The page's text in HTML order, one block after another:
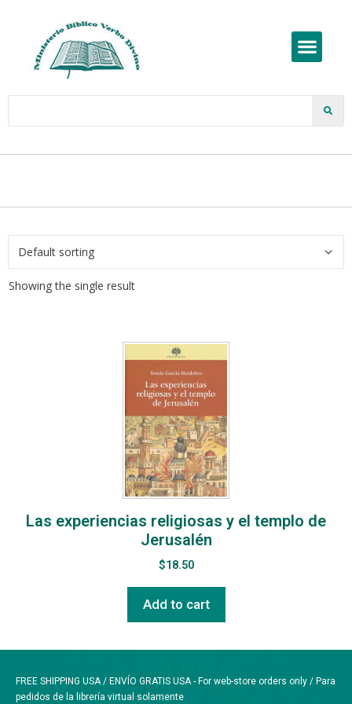
Showing the single result
Las experiencias religiosas y el templo de
Jerusalén
$18.50
Add to cart
FREE SHIPPING USA / ENVÍO GRATIS USA - For web-store orders only / Para
pedidos de la librería virtual solamente